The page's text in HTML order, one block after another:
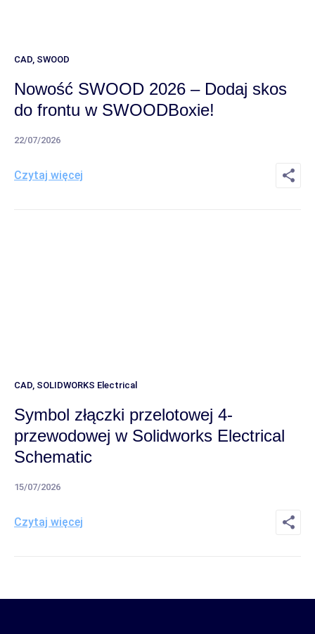
CAD, SWOOD
Nowość SWOOD 2026 – Dodaj skos
do frontu w SWOODBoxie!
22/07/2026
Czytaj więcej
CAD, SOLIDWORKS Electrical
Symbol złączki przelotowej 4-
przewodowej w Solidworks Electrical
Schematic
15/07/2026
Czytaj więcej